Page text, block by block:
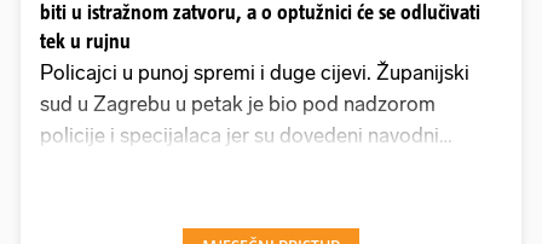
biti u istražnom zatvoru, a o optužnici će se odlučivati
tek u rujnu
Policajci u punoj spremi i duge cijevi. Županijski
sud u Zagrebu u petak je bio pod nadzorom
policije i specijalaca jer su dovedeni navodni
slučaju postavljanja eksploziva pred stan u kojemu